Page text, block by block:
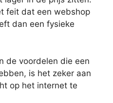
feit dat een webshop
dan een fysieke
de voordelen die een
is het zeker aan
op het internet te